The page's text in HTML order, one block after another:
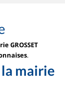
GROSSET
.
mairie